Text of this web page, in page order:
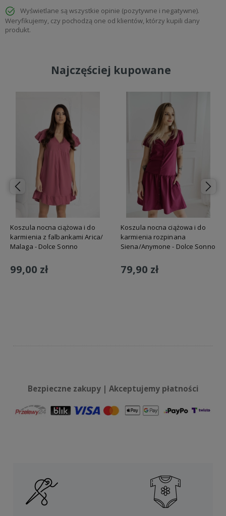
Wyświetlane są wszystkie opinie (pozytywne i negatywne).
Weryfikujemy, czy pochodzą one od klientów, którzy kupili dany
produkt.
Najczęściej kupowane
Koszula nocna ciążowa i do
karmienia z falbankami Arica/
Malaga - Dolce Sonno
99,00 zł
Koszula nocna ciążowa i do
karmienia rozpinana
Siena/Anymone - Dolce Sonno
79,90 zł
Bezpieczne zakupy | Akceptujemy płatności